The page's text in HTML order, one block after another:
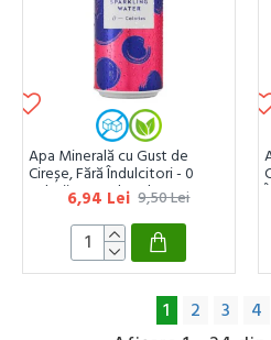
Apa Minerală cu Gust de
Cireșe, Fără Îndulcitori - 0
Calorii - 330ml Dash
6,94 Lei 9,50 Lei
1 2 3
4